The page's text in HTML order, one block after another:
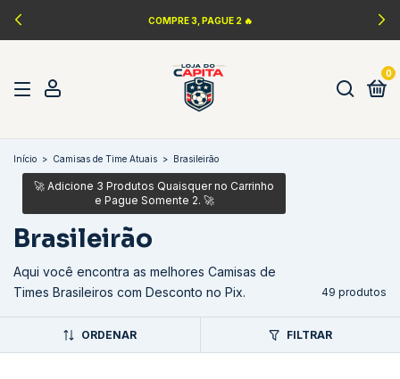
LANÇAMENTOS DA NBA 🏀
0
Início > Camisas de Time Atuais > Brasileirão
Brasileirão
Aqui você encontra as melhores Camisas de
Times Brasileiros com Desconto no Pix.
49 produtos
ORDENAR FILTRAR